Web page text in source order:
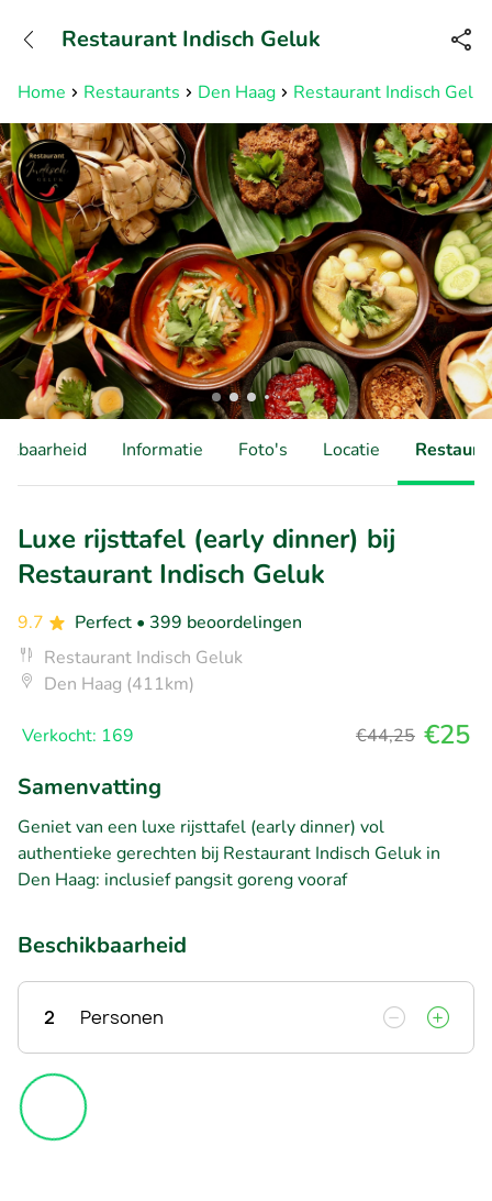
Bereikbaar tot 23:00 uur
Home Restaurants Den Haag Restaurant Indisch Geluk
Restaurant Indisch Geluk
Informatie Foto's Locatie
Luxe rijsttafel (early dinner) bij
Restaurant Indisch Geluk
9.7 Perfect • 399 beoordelingen
Restaurant Indisch Geluk
Den Haag (411km)
Verkocht: 169 €44,25 €25
Samenvatting
Geniet van een luxe rijsttafel (early dinner) vol
authentieke gerechten bij Restaurant Indisch Geluk in
Den Haag: inclusief pangsit goreng vooraf
Beschikbaarheid
2 Personen